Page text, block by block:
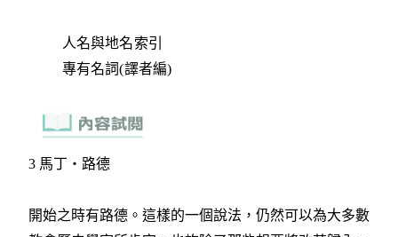
人名與地名索引
專有名詞(譯者編)